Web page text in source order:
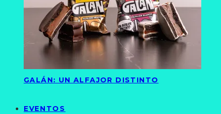
GALÁN: UN ALFAJOR DISTINTO
EVENTOS